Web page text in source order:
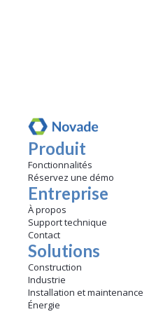
Produit
Fonctionnalités
Réservez une démo
Entreprise
À propos
Support technique
Contact
Solutions
Construction
Industrie
Installation et maintenance
Énergie